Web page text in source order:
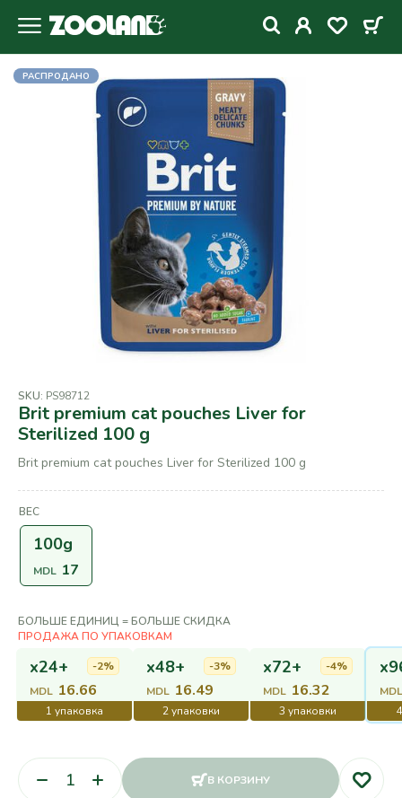
РАСПРОДАНО
SKU: PS98712
Brit premium cat pouches Liver for
Sterilized 100 g
Brit premium cat pouches Liver for Sterilized 100 g
ВЕС
100g
MDL 17
БОЛЬШЕ ЕДИНИЦ = БОЛЬШЕ СКИДКА
x24+
MDL 16.66
-2% x48+
MDL 16.49
-3% x72+
MDL 16.32
-4%
MDL
В КОРЗИНУ